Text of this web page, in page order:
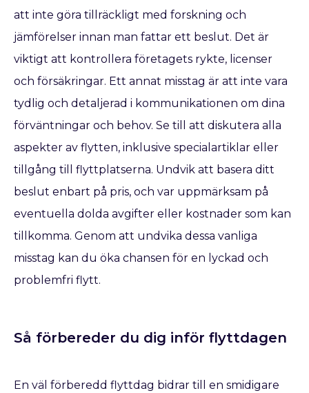
att inte göra tillräckligt med forskning och
jämförelser innan man fattar ett beslut. Det är
viktigt att kontrollera företagets rykte, licenser
och försäkringar. Ett annat misstag är att inte vara
tydlig och detaljerad i kommunikationen om dina
förväntningar och behov. Se till att diskutera alla
aspekter av flytten, inklusive specialartiklar eller
tillgång till flyttplatserna. Undvik att basera ditt
beslut enbart på pris, och var uppmärksam på
eventuella dolda avgifter eller kostnader som kan
tillkomma. Genom att undvika dessa vanliga
misstag kan du öka chansen för en lyckad och
problemfri flytt.
Så förbereder du dig inför flyttdagen
En väl förberedd flyttdag bidrar till en smidigare